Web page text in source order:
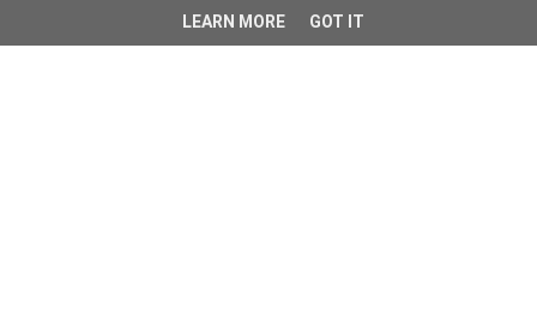
LEARN MORE GOT IT